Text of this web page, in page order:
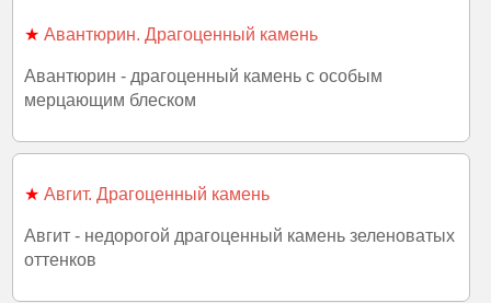
★ Авантюрин. Драгоценный камень
Авантюрин - драгоценный камень с особым
мерцающим блеском
★ Авгит. Драгоценный камень
Авгит - недорогой драгоценный камень зеленоватых
оттенков